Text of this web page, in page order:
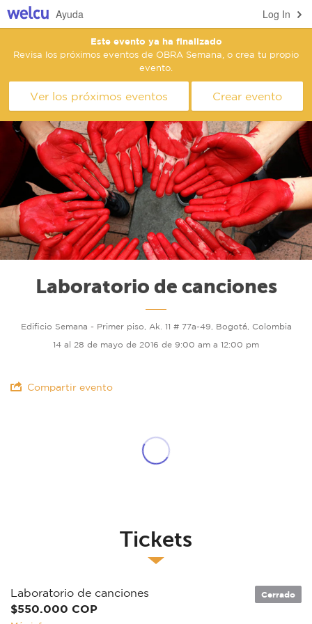
Log In
Ayuda
Este evento ya ha finalizado
Revisa los próximos eventos de OBRA Semana, o crea tu propio
evento.
Ver los próximos eventos Crear evento
Laboratorio de canciones
Edificio Semana - Primer piso, Ak. 11 # 77a-49, Bogotá, Colombia
14 al 28 de mayo de 2016 de 9:00 am a 12:00 pm
Compartir evento
Tickets
Laboratorio de canciones
$550.000 COP
Cerrado